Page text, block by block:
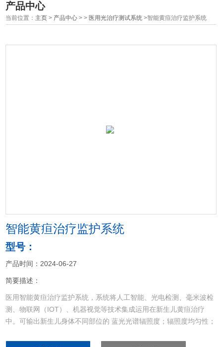
产品中心
当前位置： 主页 > 产品中心 > > 医用光治疗测试系统 >智能黄疸治疗监护系统
智能黄疸治疗监护系统
型号：
产品时间：2024-06-27
简要描述：
医用智能黄疸治疗监护系统，系统将人工智能、光电检测、毫米波检
测、物联网（IOT）、机器视觉等技术集成运用在新生儿黄疸治疗
中。可输出新生儿身体不同部位的 蓝光光谱辐照度；辐照度均匀性；